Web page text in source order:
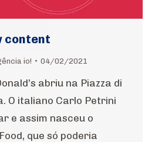
content
io! 04/02/2021
abriu na Piazza di
O italiano Carlo Petrini
e assim nasceu o
que só poderia